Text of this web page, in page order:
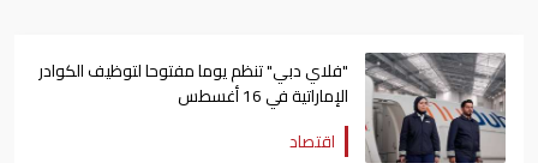
"فلاي دبي" تنظم يوما مفتوحا لتوظيف الكوادر
الإماراتية في 16 أغسطس
اقتصاد